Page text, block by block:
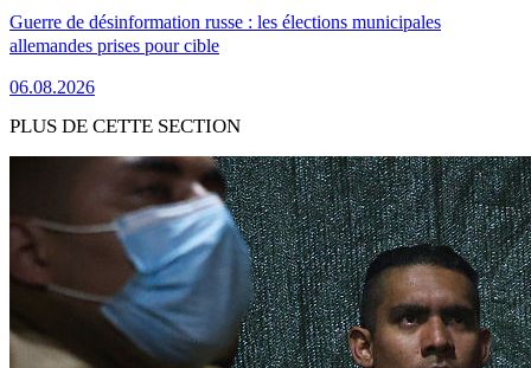
Guerre de désinformation russe : les élections municipales
allemandes prises pour cible
06.08.2026
PLUS DE CETTE SECTION